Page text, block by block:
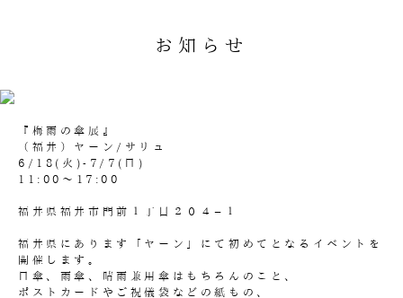
お知らせ
『梅雨の傘展』
（福井）ヤーン/サリュ
6/18(火)-7/7(日)
11:00～17:00
福井県福井市門前１丁目２０４−１
福井県にあります「ヤーン」にて初めてとなるイベントを
開催します。
日傘、雨傘、晴雨兼用傘はもちろんのこと、
ポストカードやご祝儀袋などの紙もの、